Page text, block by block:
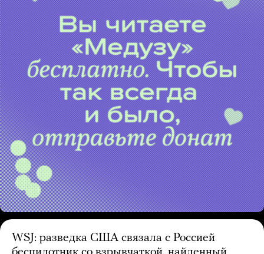
WSJ: разведка США связала с Россией